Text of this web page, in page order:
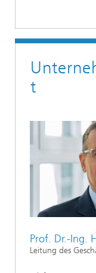
t
Prof. Dr.-Ing.
Leitung des